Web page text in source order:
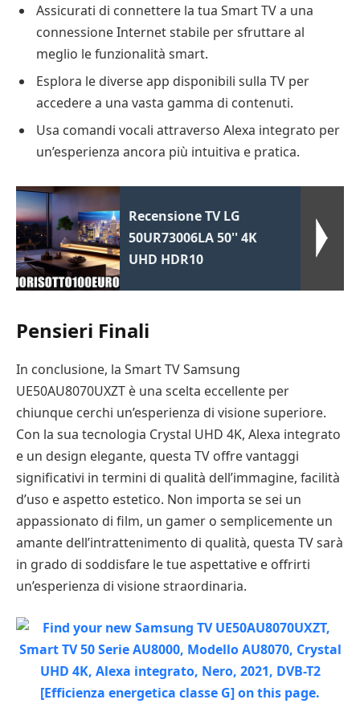
Assicurati di connettere la tua Smart TV a una
connessione Internet stabile per sfruttare al
meglio le funzionalità smart.
Esplora le diverse app disponibili sulla TV per
accedere a una vasta gamma di contenuti.
Usa comandi vocali attraverso Alexa integrato per
un’esperienza ancora più intuitiva e pratica.
Recensione TV LG
50UR73006LA 50'' 4K
UHD HDR10
Pensieri Finali
In conclusione, la Smart TV Samsung
UE50AU8070UXZT è una scelta eccellente per
chiunque cerchi un’esperienza di visione superiore.
Con la sua tecnologia Crystal UHD 4K, Alexa integrato
e un design elegante, questa TV offre vantaggi
significativi in termini di qualità dell’immagine, facilità
d’uso e aspetto estetico. Non importa se sei un
appassionato di film, un gamer o semplicemente un
amante dell’intrattenimento di qualità, questa TV sarà
in grado di soddisfare le tue aspettative e offrirti
un’esperienza di visione straordinaria.